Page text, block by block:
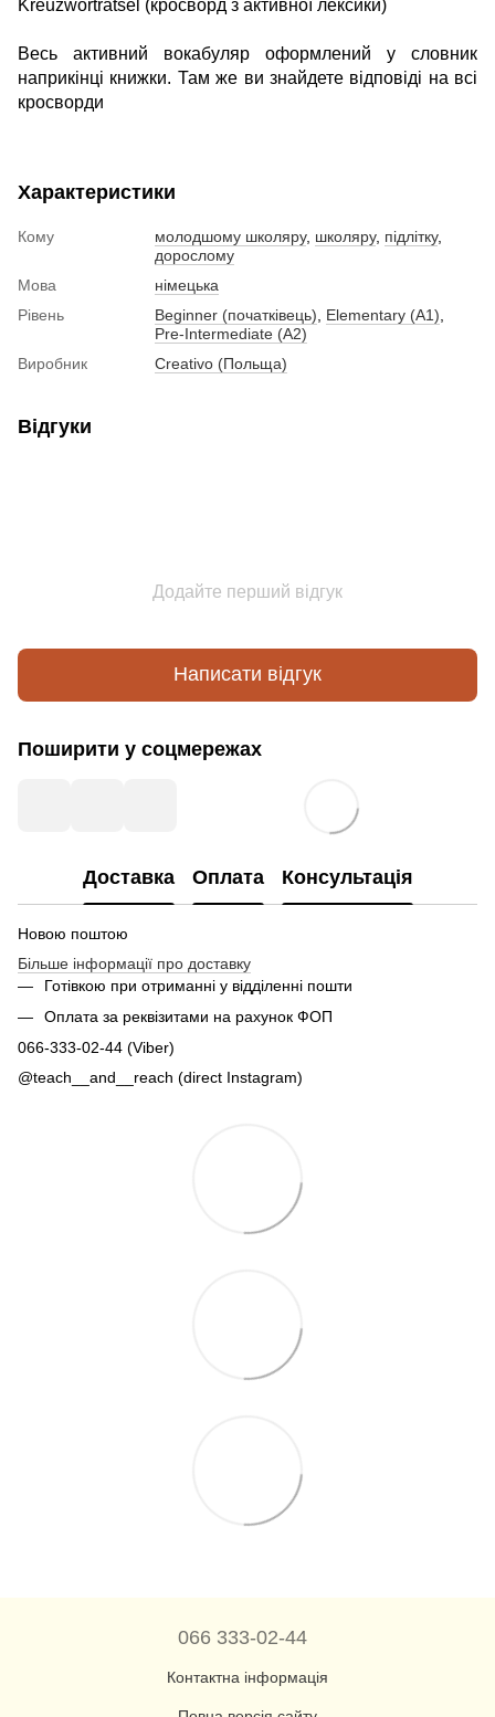
Kreuzworträtsel (кросворд з активної лексики)
Весь активний вокабуляр оформлений у словник
наприкінці книжки. Там же ви знайдете відповіді на всі
кросворди
Характеристики
Кому молодшому школяру, школяру, підлітку,
дорослому
Мова
німецька
Рівень
Beginner (початківець) Elementary (A1)
Pre-Intermediate (A2)
Виробник
Creativo (Польща)
Відгуки
Додайте перший відгук
Написати відгук
Поширити у соцмережах
Доставка Оплата Консультація
Новою поштою
Більше інформації про доставку
Готівкою при отриманні у відділенні пошти
Оплата за реквізитами на рахунок ФОП
066-333-02-44 (Viber)
@teach__and__reach (direct Instagram)
066 333-02-44
Контактна інформація